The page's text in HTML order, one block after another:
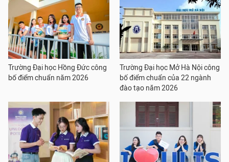
Trường Đại học Hồng Đức công
bố điểm chuẩn năm 2026
Trường Đại học Mở Hà Nội công
bố điểm chuẩn của 22 ngành
đào tạo năm 2026